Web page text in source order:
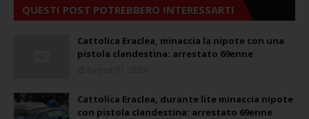
QUESTI POST POTREBBERO INTERESSARTI
Cattolica Eraclea, minaccia la nipote con una
pistola clandestina: arrestato 69enne
Cattolica Eraclea, durante lite minaccia nipote
con pistola clandestina: arrestato 69enne